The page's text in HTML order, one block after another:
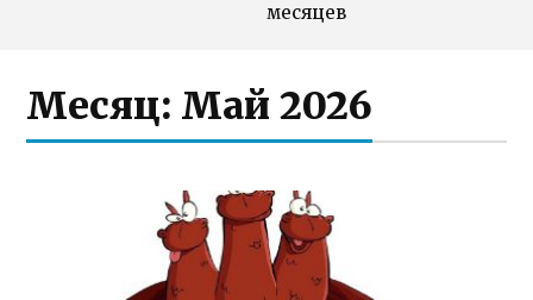
месяцев
Месяц: Май 2026